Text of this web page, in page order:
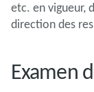
etc. en vigueur,
direction des
Examen